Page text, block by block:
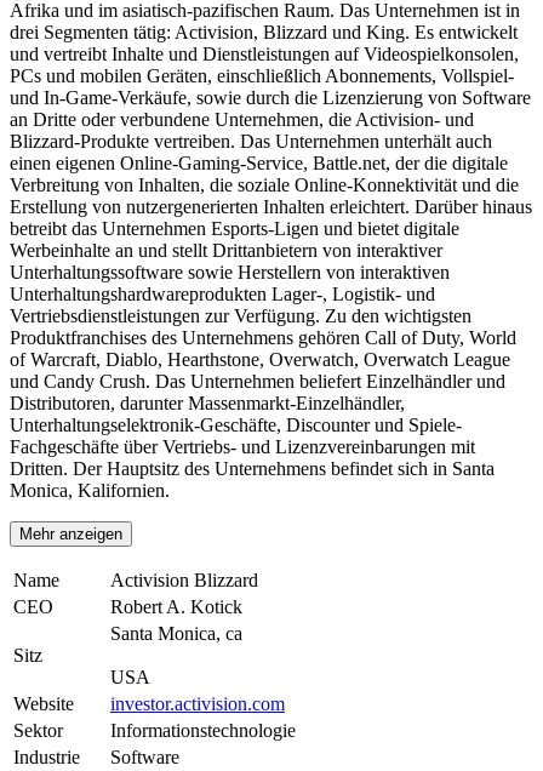
Afrika und im asiatisch-pazifischen Raum. Das Unternehmen ist in
drei Segmenten tätig: Activision, Blizzard und King. Es entwickelt
und vertreibt Inhalte und Dienstleistungen auf Videospielkonsolen,
PCs und mobilen Geräten, einschließlich Abonnements, Vollspiel-
und In-Game-Verkäufe, sowie durch die Lizenzierung von Software
an Dritte oder verbundene Unternehmen, die Activision- und
Blizzard-Produkte vertreiben. Das Unternehmen unterhält auch
einen eigenen Online-Gaming-Service, Battle.net, der die digitale
Verbreitung von Inhalten, die soziale Online-Konnektivität und die
Erstellung von nutzergenerierten Inhalten erleichtert. Darüber hinaus
betreibt das Unternehmen Esports-Ligen und bietet digitale
Werbeinhalte an und stellt Drittanbietern von interaktiver
Unterhaltungssoftware sowie Herstellern von interaktiven
Unterhaltungshardwareprodukten Lager-, Logistik- und
Vertriebsdienstleistungen zur Verfügung. Zu den wichtigsten
Produktfranchises des Unternehmens gehören Call of Duty, World
of Warcraft, Diablo, Hearthstone, Overwatch, Overwatch League
und Candy Crush. Das Unternehmen beliefert Einzelhändler und
Distributoren, darunter Massenmarkt-Einzelhändler,
Unterhaltungselektronik-Geschäfte, Discounter und Spiele-
Fachgeschäfte über Vertriebs- und Lizenzvereinbarungen mit
Dritten. Der Hauptsitz des Unternehmens befindet sich in Santa
Monica, Kalifornien.
Mehr anzeigen
Name
Activision Blizzard
CEO
Robert A. Kotick
Sitz
Santa Monica, ca
USA
Website
investor.activision.com
Sektor
Informationstechnologie
Industrie
Software